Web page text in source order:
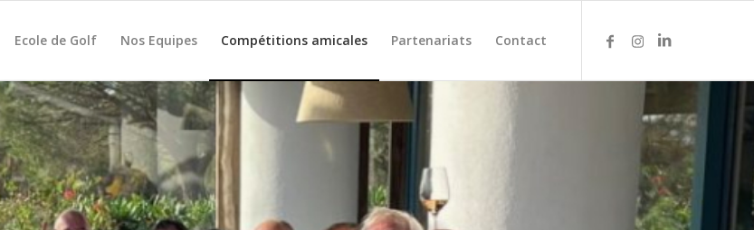
Ecole de Golf Nos Equipes Compétitions amicales Partenariats Contact